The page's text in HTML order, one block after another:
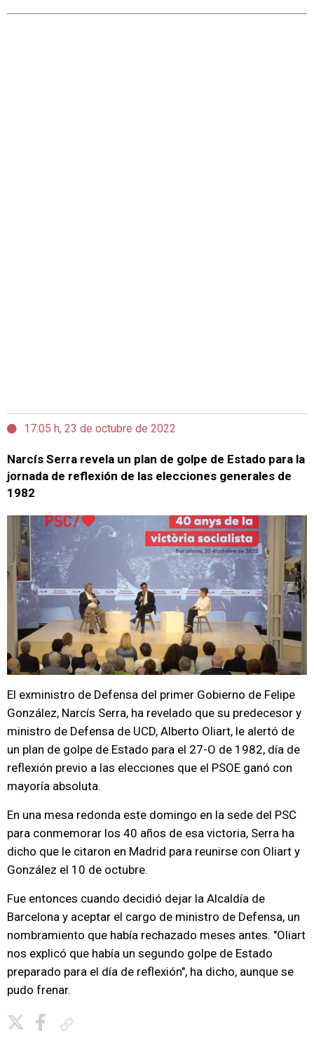
17:05 h, 23 de octubre de 2022
Narcís Serra revela un plan de golpe de Estado para la
jornada de reflexión de las elecciones generales de
1982
El exministro de Defensa del primer Gobierno de Felipe
González, Narcís Serra, ha revelado que su predecesor y
ministro de Defensa de UCD, Alberto Oliart, le alertó de
un plan de golpe de Estado para el 27-O de 1982, día de
reflexión previo a las elecciones que el PSOE ganó con
mayoría absoluta.
En una mesa redonda este domingo en la sede del PSC
para conmemorar los 40 años de esa victoria, Serra ha
dicho que le citaron en Madrid para reunirse con Oliart y
González el 10 de octubre.
Fue entonces cuando decidió dejar la Alcaldía de
Barcelona y aceptar el cargo de ministro de Defensa, un
nombramiento que había rechazado meses antes. "Oliart
nos explicó que había un segundo golpe de Estado
preparado para el día de reflexión", ha dicho, aunque se
pudo frenar.